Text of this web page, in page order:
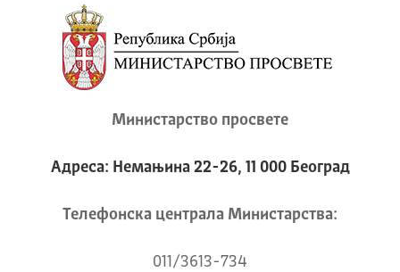
Министарство просвете
Адреса: Немањина 22-26, 11 000 Београд
Телeфонска централа Mинистарства:
011/3613-734